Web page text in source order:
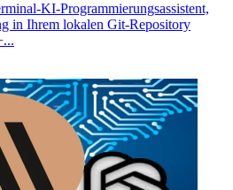
KI-Programmierungsassistent,
in Ihrem lokalen Git-Repository